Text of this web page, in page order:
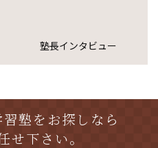
塾長インタビュー
塾をお探しなら
せ下さい。